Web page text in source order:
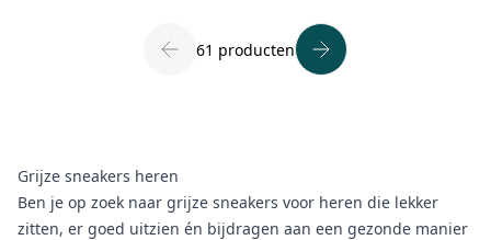
61 producten
Grijze sneakers heren
Ben je op zoek naar grijze sneakers voor heren die lekker
zitten, er goed uitzien én bijdragen aan een gezonde manier